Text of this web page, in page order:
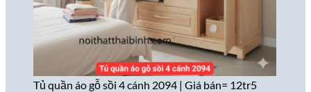
Tủ quần áo gỗ sồi 4 cánh 2094 | Giá bán= 12tr5